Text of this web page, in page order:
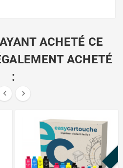
ACHETÉ CE
ACHETÉ
:
 